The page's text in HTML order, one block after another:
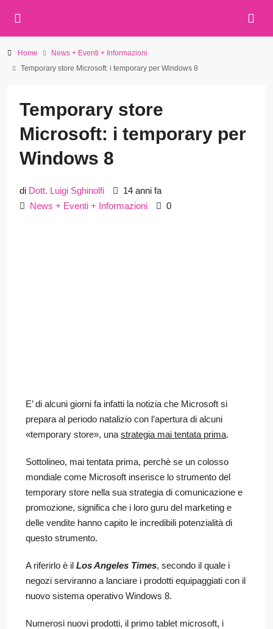
Home
News + Eventi + Informazioni
Temporary store Microsoft: i temporary per Windows 8
Temporary store
Microsoft: i temporary per
Windows 8
di Dott. Luigi Sghinolfi
14 anni fa
News + Eventi + Informazioni
0
E’ di alcuni giorni fa infatti la notizia che Microsoft si
prepara al periodo natalizio con l’apertura di alcuni
«temporary store», una strategia mai tentata prima.
Sottolineo, mai tentata prima, perchè se un colosso
mondiale come Microsoft inserisce lo strumento del
temporary store nella sua strategia di comunicazione e
promozione, significa che i loro guru del marketing e
delle vendite hanno capito le incredibili potenzialità di
questo strumento.
A riferirlo è il Los Angeles Times, secondo il quale i
negozi serviranno a lanciare i prodotti equipaggiati con il
nuovo sistema operativo Windows 8.
Numerosi nuovi prodotti, il primo tablet microsoft, i